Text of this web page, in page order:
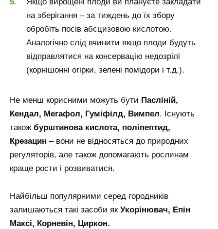
на зберігання – за тиждень до їх збору
обробіть посів абсцизовою кислотою.
Аналогічно слід вчинити якщо плоди будуть
відправлятися на консервацію недозрілі
(корнішонні огірки, зелені помідори і т.д.).
Не менш корисними можуть бути Пасліній,
Кендал, Мегафол, Гуміфілд, Вимпел. Існують
також бурштинова кислота, поліпептид,
Крезацин – вони не відносяться до природних
регуляторів, але також допомагають рослинам
краще рости і розвиватися.
Найбільш популярними серед городників
залишаються такі засоби як Укорінювач, Епін
Максі, Корневін, Циркон.